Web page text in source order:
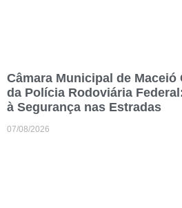
Câmara Municipal de Maceió
da Polícia Rodoviária
à Segurança nas Estradas
07/08/2026